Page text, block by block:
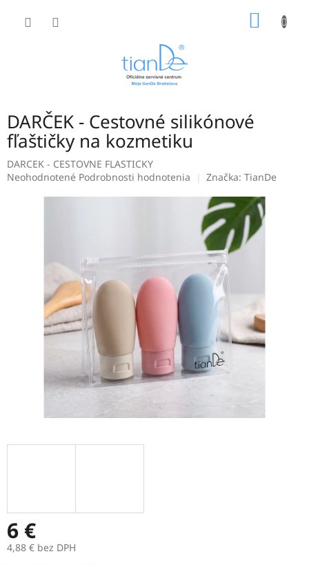
DARČEK - Cestovné silikónové
fľaštičky na kozmetiku
DARCEK - CESTOVNE FLASTICKY
Priemerné
Neohodnotené Podrobnosti hodnotenia Značka: TianDe
6 €
4,88 € bez DPH